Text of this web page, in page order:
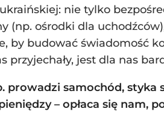
nie tylko
ośrodki dla
by budować świadomość
przyjechały, jest dla nas
prowadzi samochód, styka
– opłaca się nam,